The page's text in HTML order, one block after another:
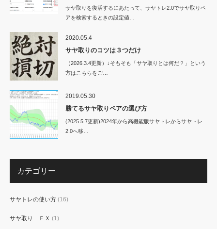
サヤ取りを復活するにあたって、サヤトレ2.0でサヤ取りペ
アを検索するときの設定値…
2020.05.4
サヤ取りのコツは３つだけ
（2026.3.4更新）↓そもそも「サヤ取りとは何だ？」という
方はこちらをご…
2019.05.30
勝てるサヤ取りペアの選び方
(2025.5.7更新)2024年から高機能版サヤトレからサヤトレ
2.0へ移…
カテゴリー
サヤトレの使い方 (16)
サヤ取り ＦＸ (1)